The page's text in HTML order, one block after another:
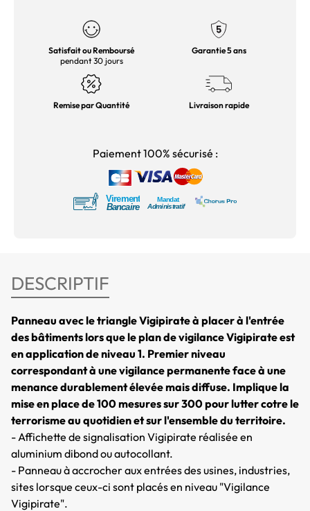
Satisfait ou Remboursé
pendant 30 jours
Garantie 5 ans
Remise par Quantité Livraison rapide
Paiement 100% sécurisé :
DESCRIPTIF
Panneau avec le triangle Vigipirate à placer à l'entrée
des bâtiments lors que le plan de vigilance Vigipirate est
en application de niveau 1. Premier niveau
correspondant à une vigilance permanente face à une
menance durablement élevée mais diffuse. Implique la
mise en place de 100 mesures sur 300 pour lutter cotre le
terrorisme au quotidien et sur l'ensemble du territoire.
- Affichette de signalisation Vigipirate réalisée en
aluminium dibond ou autocollant.
- Panneau à accrocher aux entrées des usines, industries,
sites lorsque ceux-ci sont placés en niveau "Vigilance
Vigipirate".